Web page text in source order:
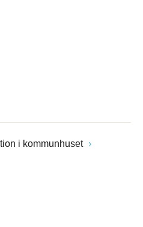
i kommunhuset